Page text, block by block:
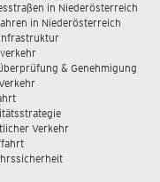
in Niederösterreich
in Niederösterreich
& Genehmigung
Verkehr